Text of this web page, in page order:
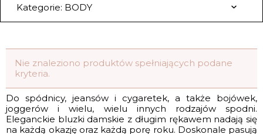
Kategorie: BODY
Nie znaleziono produktów spełniających podane
kryteria.
Do spódnicy, jeansów i cygaretek, a także bojówek,
joggerów i wielu, wielu innych rodzajów spodni.
Eleganckie bluzki damskie z długim rękawem nadają się
na każdą okazję oraz każdą porę roku. Doskonale pasują